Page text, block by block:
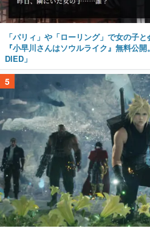
「パリィ」や「ローリング」で女の子
『小早川さんはソウルライク』無料公
DIED」
5